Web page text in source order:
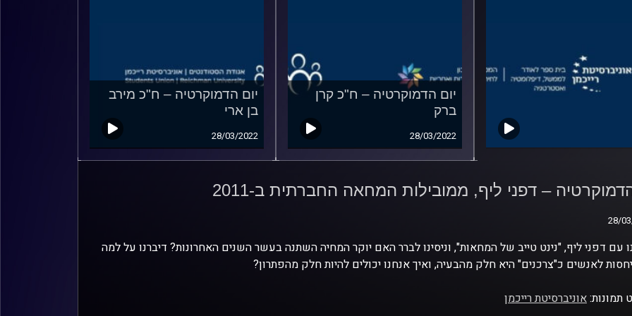
28/
יום הדמוקרטיה – ח"כ קרן
ברק
28/03/2022
יום הדמוקרטיה – ח"כ מירב
בן ארי
28/03/2022
– דפני ליף, ממובילות המחאה החברתית ב-2011
28/
עם דפני ליף, "נינט טייב של המחאות", וניסינו לברר האם יוקר המחיה השתנה בעשר השנים האחרונות? דיברנו על למה
לאנשים כ"צרכנים" היא חלק מהבעיה, ואיך אנחנו יכולים להיות חלק מהפתרון?
תמונות:אוניברסיטת רייכמן